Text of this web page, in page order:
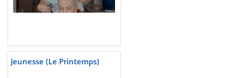
Jeunesse (Le Printemps)